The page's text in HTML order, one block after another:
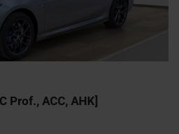
Prof., ACC, AHK]